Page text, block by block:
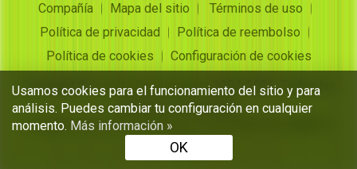
Compañía
Mapa del sitio
Términos de uso
Política de privacidad
Política de reembolso
Política de cookies
Configuración de cookies
Copyright ©Insofta Development 2004-2026. Todos los
derechos reservados
Conjuntos de iconos gratuitos, convertidor de imagen a
icono
Usamos cookies para el funcionamiento del sitio y para
análisis. Puedes cambiar tu configuración en cualquier
momento. Más información »
OK